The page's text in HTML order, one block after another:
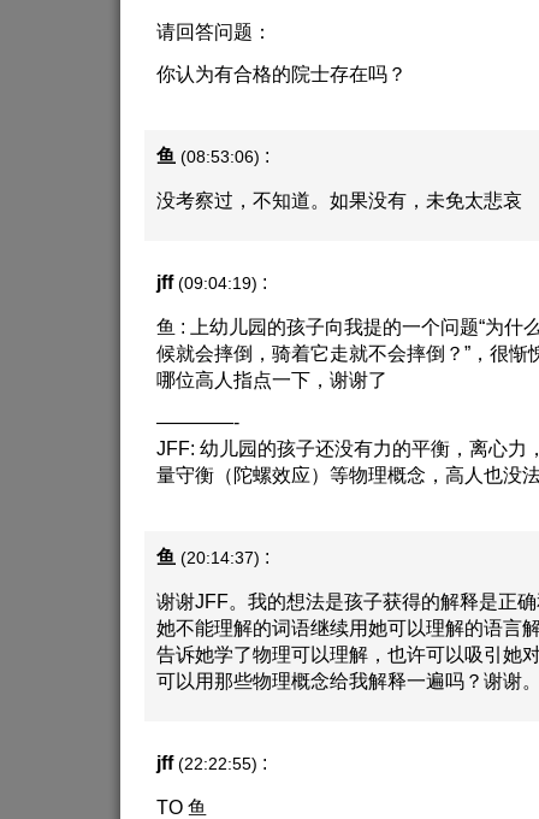
请回答问题：
你认为有合格的院士存在吗？
鱼 (08:53:06) :
没考察过，不知道。如果没有，未免太悲哀
jff (09:04:19) :
鱼 : 上幼儿园的孩子向我提的一个问题“为什
候就会摔倒，骑着它走就不会摔倒？”，很惭
哪位高人指点一下，谢谢了
————-
JFF: 幼儿园的孩子还没有力的平衡，离心力
量守衡（陀螺效应）等物理概念，高人也没
鱼 (20:14:37) :
谢谢JFF。我的想法是孩子获得的解释是正
她不能理解的词语继续用她可以理解的语言
告诉她学了物理可以理解，也许可以吸引她
可以用那些物理概念给我解释一遍吗？谢谢
jff (22:22:55) :
TO 鱼